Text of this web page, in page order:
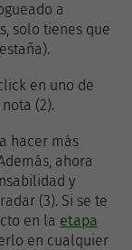
a
solo tienes que
en uno de
(2).
hacer más
ahora
y
(3). Si se te
en la etapa
en cualquier